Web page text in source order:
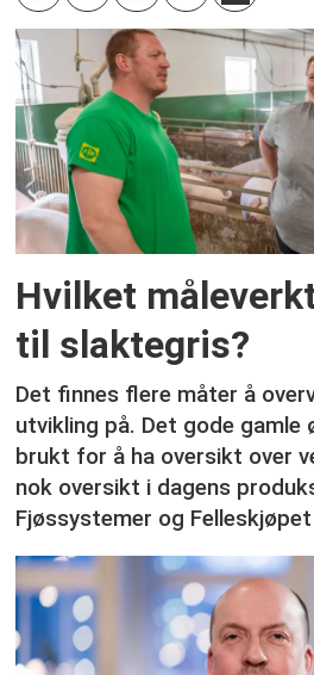
Hvilket
til slaktegris?
Det finnes flere måter å
utvikling på. Det gode gamle
brukt for å ha oversikt over
nok oversikt i dagens
Fjøssystemer og